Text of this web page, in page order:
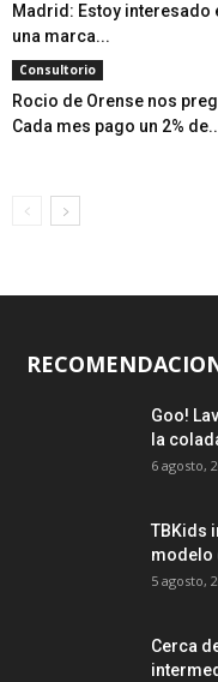
Madrid: Estoy interesado
una marca...
Consultorio
Rocio de Orense nos
Cada mes pago un 2%
Goo!
la
6 agosto,
TBKids
modelo
5 agosto,
Cerca